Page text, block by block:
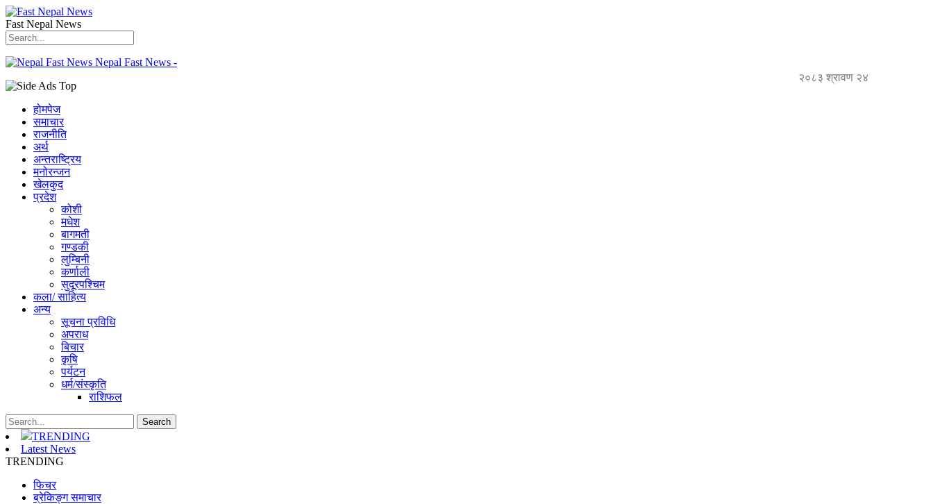
Fast Nepal News
Nepal Fast News -
२०८३ श्रावण २४
होमपेज
समाचार
राजनीति
अर्थ
अन्तराष्ट्रिय
मनोरन्जन
खेलकुद
प्रदेश
कोशी
मधेश
बागमती
गण्डकी
लुम्बिनी
कर्णाली
सुदूरपश्चिम
कला/ साहित्य
अन्य
सूचना प्रविधि
अपराध
बिचार
कृषि
पर्यटन
धर्म/संस्कृति
राशिफल
TRENDING
Latest News
TRENDING
फिचर
ब्रेकिङ्ग समाचार